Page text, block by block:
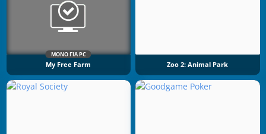
ΜΌΝΟ ΓΙΑ PC
My Free Farm Zoo 2: Animal Park